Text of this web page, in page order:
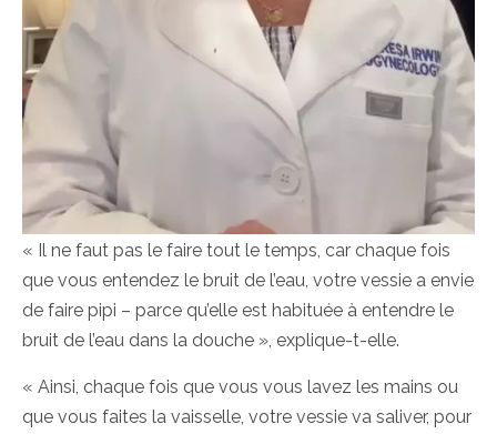
« Il ne faut pas le faire tout le temps, car chaque fois
que vous entendez le bruit de l’eau, votre vessie a envie
de faire pipi – parce qu’elle est habituée à entendre le
bruit de l’eau dans la douche », explique-t-elle.
« Ainsi, chaque fois que vous vous lavez les mains ou
que vous faites la vaisselle, votre vessie va saliver, pour